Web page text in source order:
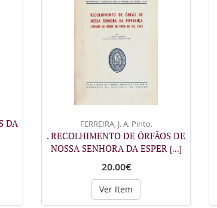
DA
FERREIRA, J. A. Pinto.
. RECOLHIMENTO DE ÓRFÃOS DE
NOSSA SENHORA DA ESPER [...]
20.00€
Ver Item